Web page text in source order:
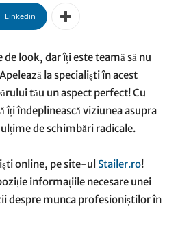
Linkedin
look, dar îți este teamă să nu
la specialiști în acest
tău un aspect perfect! Cu
îți îndeplinească viziunea asupra
de schimbări radicale.
online, pe site-ul Stailer.ro!
informațiile necesare unei
despre munca profesioniștilor în